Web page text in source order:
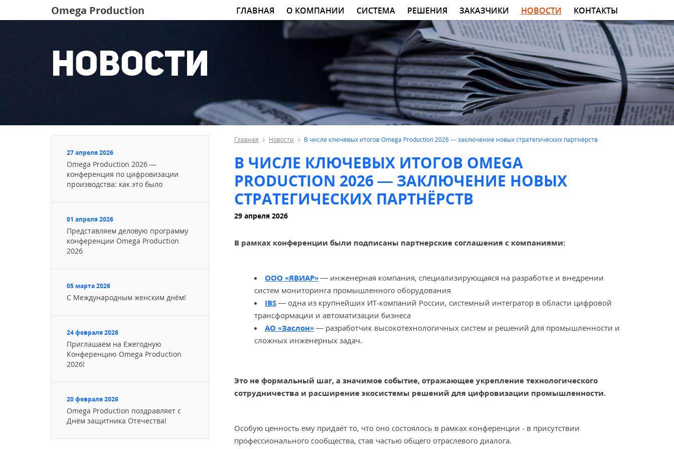
Omega Production ГЛАВНАЯ О КОМПАНИИ СИСТЕМА РЕШЕНИЯ ЗАКАЗЧИКИ НОВОСТИ КОНТАКТЫ
Новости
27 апреля 2026
Omega Production 2026 —
конференция по цифровизации
производства: как это было
01 апреля 2026
Представляем деловую программу
конференции Omega Production
2026
05 марта 2026
С Международным женским днём!
24 февраля 2026
Приглашаем на Ежегодную
Конференцию Omega Production
2026!
20 февраля 2026
Omega Production поздравляет с
Днём защитника Отечества!
Главная Новости В числе ключевых итогов Omega Production 2026 — заключение новых стратегических партнёрств
В ЧИСЛЕ КЛЮЧЕВЫХ ИТОГОВ OMEGA
PRODUCTION 2026 — ЗАКЛЮЧЕНИЕ НОВЫХ
СТРАТЕГИЧЕСКИХ ПАРТНЁРСТВ
29 апреля 2026
В рамках конференции были подписаны партнерские соглашения с компаниями:
ООО «ЯВИАР» — инженерная компания, специализирующаяся на разработке и внедрении
систем мониторинга промышленного оборудования
IBS — одна из крупнейших ИТ-компаний России, системный интегратор в области цифровой
трансформации и автоматизации бизнеса
АО «Заслон» — разработчик высокотехнологичных систем и решений для промышленности и
сложных инженерных задач.
Это не формальный шаг, а значимое событие, отражающее укрепление технологического
сотрудничества и расширение экосистемы решений для цифровизации промышленности.
Особую ценность ему придаёт то, что оно состоялось в рамках конференции - в присутствии
профессионального сообщества, став частью общего отраслевого диалога.